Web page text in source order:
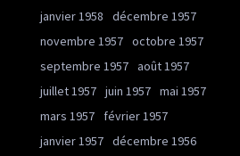
janvier 1958
décembre 1957
novembre 1957 octobre 1957
septembre 1957 août 1957
juillet 1957 juin 1957 mai 1957
mars 1957
février 1957
janvier 1957 décembre 1956